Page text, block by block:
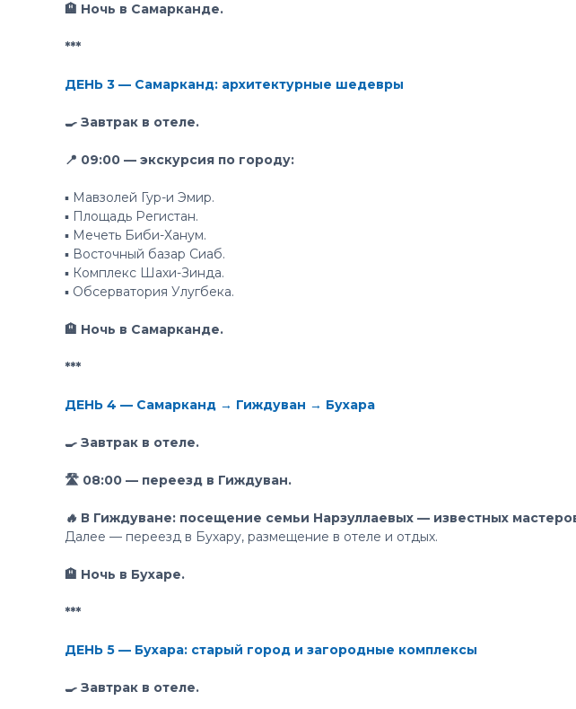
🏨 Ночь в Самарканде.
***
ДЕНЬ 3 — Самарканд: архитектурные шедевры
🍳 Завтрак в отеле.
📍 09:00 — экскурсия по городу:
▪️ Мавзолей Гур-и Эмир.
▪️ Площадь Регистан.
▪️ Мечеть Биби-Ханум.
▪️ Восточный базар Сиаб.
▪️ Комплекс Шахи-Зинда.
▪️ Обсерватория Улугбека.
🏨 Ночь в Самарканде.
***
ДЕНЬ 4 — Самарканд → Гиждуван → Бухара
🍳 Завтрак в отеле.
🛣 08:00 — переезд в Гиждуван.
🔥 В Гиждуване: посещение семьи Нарзуллаевых — известных
Далее — переезд в Бухару, размещение в отеле и отдых.
🏨 Ночь в Бухаре.
***
ДЕНЬ 5 — Бухара: старый город и загородные комплексы
🍳 Завтрак в отеле.